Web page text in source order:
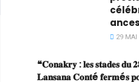
29 MAI
❝𝐂𝐨𝐧𝐚𝐤𝐫𝐲 : 𝐥𝐞𝐬 𝐬𝐭𝐚𝐝𝐞𝐬 𝐝𝐮
𝐋𝐚𝐧𝐬𝐚𝐧𝐚 𝐂𝐨𝐧𝐭é 𝐟𝐞𝐫𝐦é𝐬